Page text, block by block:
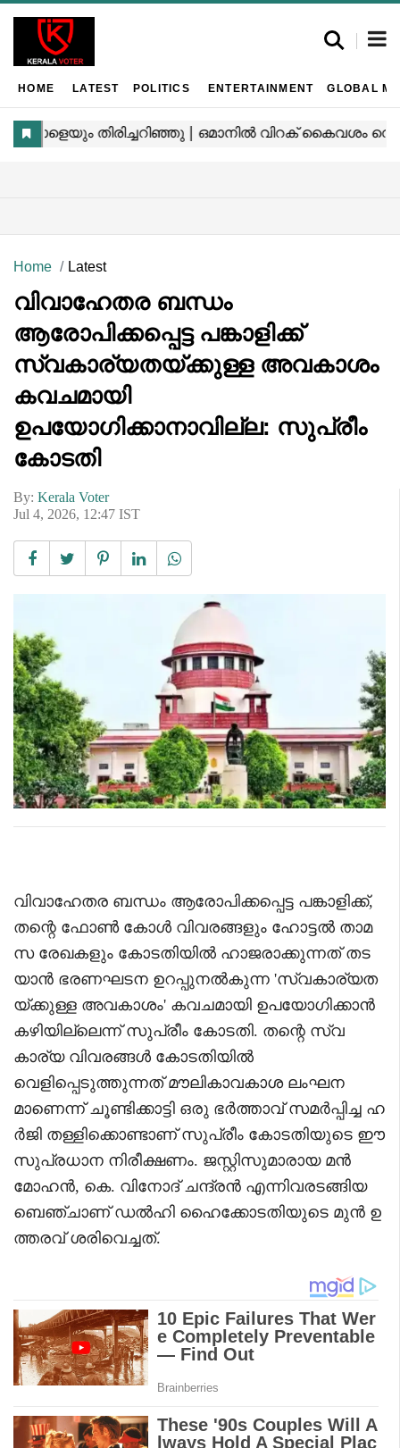
HOME LATEST POLITICS ENTERTAINMENT GLOBAL
Home Latest
വിവാഹേതര ബന്ധം
ആരോപിക്കപ്പെട്ട പങ്കാളിക്ക്
സ്വകാര്യതയ്ക്കുള്ള അവകാശം
കവചമായി
ഉപയോഗിക്കാനാവില്ല: സുപ്രീം
കോടതി
By: Kerala Voter
Jul 4, 2026, 12:47 IST
വിവാഹേതര ബന്ധം ആരോപിക്കപ്പെട്ട പങ്കാളിക്ക്,
തന്റെ ഫോൺ കോൾ വിവരങ്ങളും ഹോട്ടൽ താമ
സ രേഖകളും കോടതിയിൽ ഹാജരാക്കുന്നത് തട
യാൻ ഭരണഘടന ഉറപ്പുനൽകുന്ന 'സ്വകാര്യത
യ്ക്കുള്ള അവകാശം' കവചമായി ഉപയോഗിക്കാൻ
കഴിയില്ലെന്ന് സുപ്രീം കോടതി. തന്റെ സ്വ
കാര്യ വിവരങ്ങൾ കോടതിയിൽ
വെളിപ്പെടുത്തുന്നത് മൗലികാവകാശ ലംഘന
മാണെന്ന് ചൂണ്ടിക്കാട്ടി ഒരു ഭർത്താവ് സമർപ്പിച്ച ഹ
ർജി തള്ളിക്കൊണ്ടാണ് സുപ്രീം കോടതിയുടെ ഈ
സുപ്രധാന നിരീക്ഷണം. ജസ്റ്റിസുമാരായ മൻ
മോഹൻ, കെ. വിനോദ് ചന്ദ്രൻ എന്നിവരടങ്ങിയ
ബെഞ്ചാണ് ഡൽഹി ഹൈക്കോടതിയുടെ മുൻ ഉ
ത്തരവ് ശരിവെച്ചത്.